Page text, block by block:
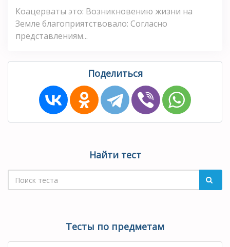
Коацерваты это: Возникновению жизни на
Земле благоприятствовало: Согласно
представлениям...
Поделиться
Найти тест
Тесты по предметам